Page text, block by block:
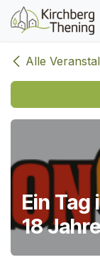
Zum Inhalt springen
Alle
Ein
18 Jahre